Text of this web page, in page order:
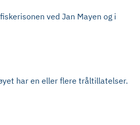
ved Jan Mayen og i
har en eller flere tråltillatelser.